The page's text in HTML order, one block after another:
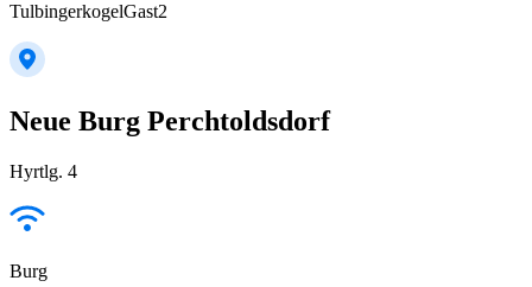
TulbingerkogelGast2
Neue Burg Perchtoldsdorf
Hyrtlg. 4
Burg